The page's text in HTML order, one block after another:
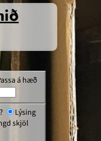
á hæð
Lýsing
skjöl